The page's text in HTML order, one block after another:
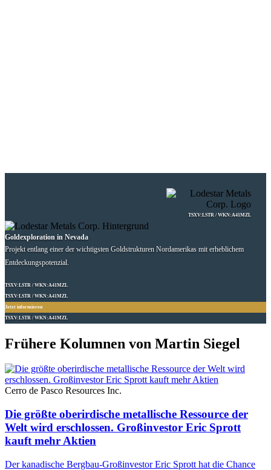
TSXV:LSTR / WKN:A41MZL
Goldexploration in Nevada
Projekt entlang einer der wichtigsten Goldstrukturen Nordamerikas mit erheblichem
Entdeckungspotenzial.
TSXV:LSTR / WKN:A41MZL
TSXV:LSTR / WKN:A41MZL
Jetzt informieren
TSXV:LSTR / WKN:A41MZL
Frühere Kolumnen von Martin Siegel
Cerro de Pasco Resources Inc.
Die größte oberirdische metallische Ressource der
Welt wird erschlossen. Großinvestor Eric Sprott
kauft mehr Aktien
Der kanadische Bergbau-Großinvestor Eric Sprott hat die Chance